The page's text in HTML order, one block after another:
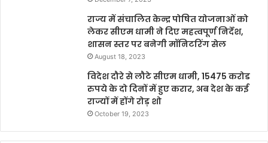
राज्य में संचालित केन्द्र पोषित योजनाओं को
लेकर सीएम धामी ने दिए महत्वपूर्ण निर्देश,
शासन स्तर पर बनेगी मॉनिटरिंग सेल
August 18, 2023
विदेश दौरे से लौटे सीएम धामी, 15475 करोड
रुपये के दो दिनों में हुए करार, अब देश के कई
राज्यों में होंगे रोड़ शो
October 19, 2023